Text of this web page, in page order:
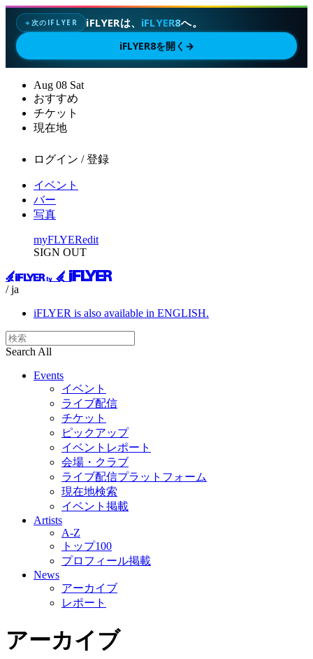
✦次のIFLYER iFLYERは、 iFLYER8へ。
iFLYER8を開く →
Aug 08 Sat
おすすめ
チケット
現在地
ログイン / 登録
イベント
バー
写真
myFLYERedit
SIGN OUT
/ ja
iFLYER is also available in ENGLISH.
Search All
Events
イベント
ライブ配信
チケット
ピックアップ
イベントレポート
会場・クラブ
ライブ配信プラットフォーム
現在地検索
イベント掲載
Artists
A-Z
トップ100
プロフィール掲載
News
アーカイブ
レポート
アーカイブ